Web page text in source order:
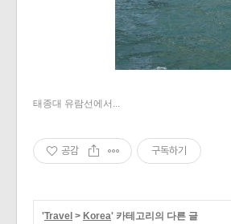
태종대 유람선에서...
공감 구독하기
'Travel > Korea' 카테고리의 다른 글